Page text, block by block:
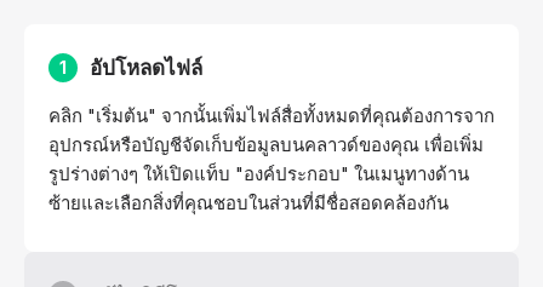
1 อัปโหลดไฟล์
คลิก "เริ่มต้น" จากนั้นเพิ่มไฟล์สื่อทั้งหมดที่คุณต้องการจาก
อุปกรณ์หรือบัญชีจัดเก็บข้อมูลบนคลาวด์ของคุณ เพื่อเพิ่ม
รูปร่างต่างๆ ให้เปิดแท็บ "องค์ประกอบ" ในเมนูทางด้าน
ซ้ายและเลือกสิ่งที่คุณชอบในส่วนที่มีชื่อสอดคล้องกัน